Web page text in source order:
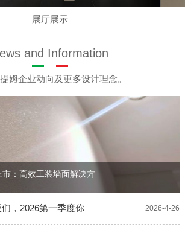
展厅展示
and Information
姆企业动向及更多设计理念。
：高效工装墙面解决方
2026-4-26
，2026第一季度你